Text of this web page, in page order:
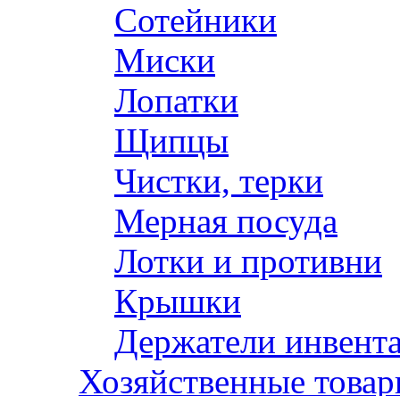
Сотейники
Миски
Лопатки
Щипцы
Чистки, терки
Мерная посуда
Лотки и противни
Крышки
Держатели
Хозяйственные